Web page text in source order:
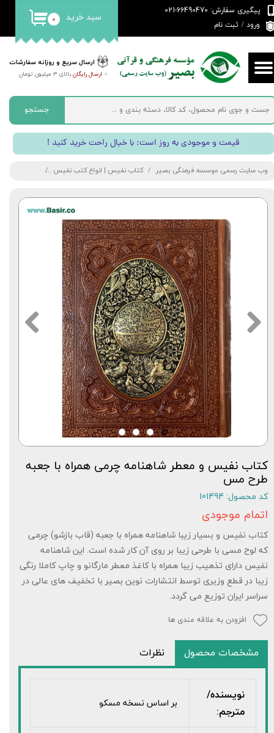
ارسال سریع و روزانه سفارشات
> ارسال رایگانبالای 3 میلیون تومان
پیگیری سفارش: 66490470-021
ورود / ثبت نام
حساب کاربری من
تغییر گذر واژه
سفارشات
خروج از حساب کاربری
۰ سبد خرید
جستجو
! قیمت و موجودی به روز است; با خیال راحت خرید کنید
وب سایت رسمی موسسه فرهنگی بصیر کتاب نفیس | انواع کتب نفیس
کتاب نفیس و معطر شاهنامه چرمی همراه با جعبه
طرح مس
کد محصول: 101494
اتمام موجودی
کتاب نفیس و بسیار زیبا شاهنامه همراه با جعبه (قاب بازشو) چرمی
که لوح مسی با طرحی زیبا بر روی آن کار شده است. این شاهنامه
نفیس دارای تذهیب زیبا همراه با کاغذ معطر مارگانو و چاپ کاملا رنگی
زیبا در قطع وزیری توسط انتشارات نوین بصیر با تخفیف های عالی در
سراسر ایران توزیع می گردد.
افزودن به علاقه مندی ها
مشخصات محصول نظرات
نویسنده/
مترجم:
بر اساس نسخه مسکو